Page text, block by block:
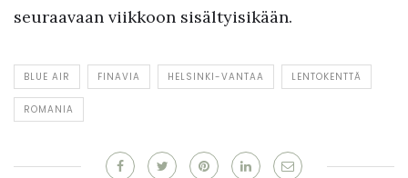
seuraavaan viikkoon sisältyisikään.
BLUE AIR FINAVIA HELSINKI-VANTAA LENTOKENTTÄ
ROMANIA